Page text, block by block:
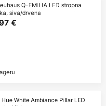
Q-EMILIA LED stropna
siva/drvena
€
Hue White Ambiance Pillar LED